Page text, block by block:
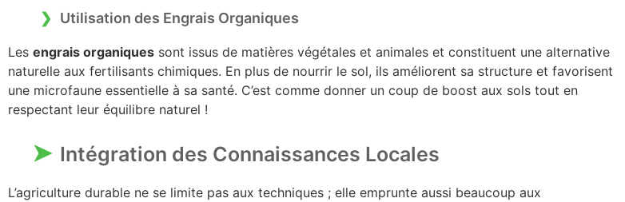
Utilisation des Engrais Organiques
Les engrais organiques sont issus de matières végétales et animales et constituent une alternative
naturelle aux fertilisants chimiques. En plus de nourrir le sol, ils améliorent sa structure et favorisent
une microfaune essentielle à sa santé. C’est comme donner un coup de boost aux sols tout en
respectant leur équilibre naturel !
Intégration des Connaissances Locales
L’agriculture durable ne se limite pas aux techniques ; elle emprunte aussi beaucoup aux